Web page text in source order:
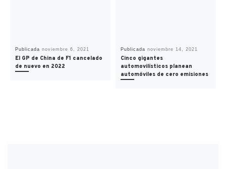
Publicadanoviembre 6, 2021
El GP de China de F1 cancelado
de nuevo en 2022
Publicadanoviembre 14, 2021
Cinco gigantes
automovilísticos planean
automóviles de cero emisiones